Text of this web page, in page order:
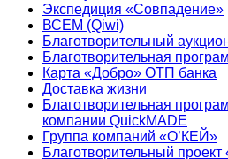
Экспедиция «Совпадение»
ВСЕМ (Qiwi)
Благотворительный
Благотворительная
Карта «Добро» ОТП банка
Доставка жизни
Благотворительная
компании QuickMADE
Группа компаний «О’КЕЙ»
Благотворительный